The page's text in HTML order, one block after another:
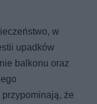
w
upadków
balkonu oraz
że